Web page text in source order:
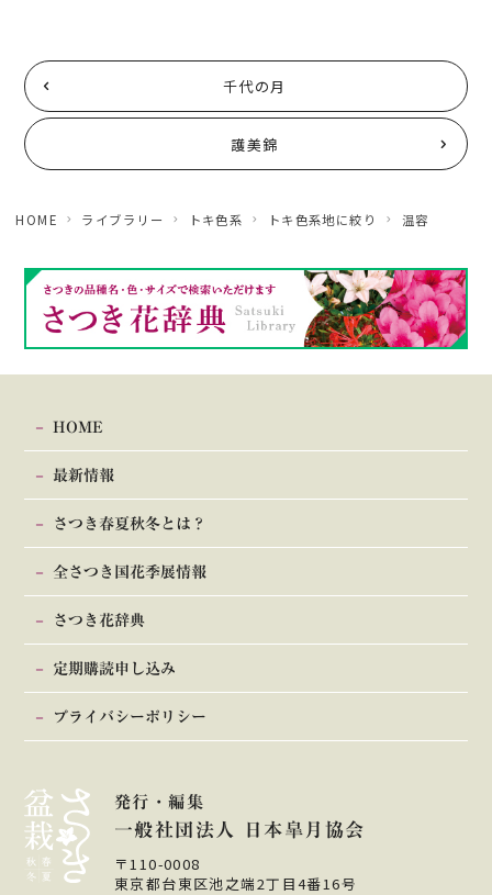
千代の月
護美錦
HOME ライブラリー トキ色系 トキ色系地に絞り 温容
HOME
最新情報
さつき春夏秋冬とは？
全さつき国花季展情報
さつき花辞典
定期購読申し込み
プライバシーポリシー
発行・編集
一般社団法人 日本皐月協会
〒110-0008
東京都台東区池之端2丁目4番16号